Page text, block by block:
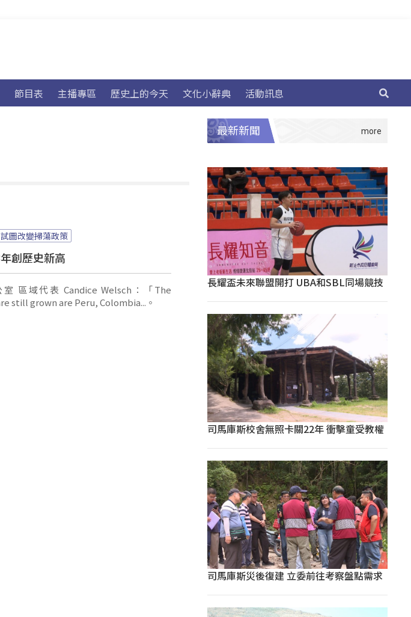
節目表 主播專區 歷史上的今天 文化小辭典 活動訊息
試圖改變掃蕩政策
創歷史新高
區域代表 Candice Welsch：「The
still grown are Peru, Colombia...。
最新新聞
長耀盃未來聯盟開打 UBA和SBL同場競技
司馬庫斯校舍無照卡關22年 衝擊童受教權
司馬庫斯災後復建 立委前往考察盤點需求